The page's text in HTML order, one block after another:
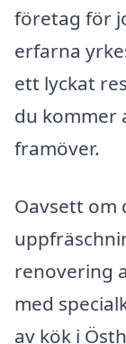
företag för
erfarna
ett lyckat
du kommer
framöver.
Oavsett om
renovering
med
av kök i